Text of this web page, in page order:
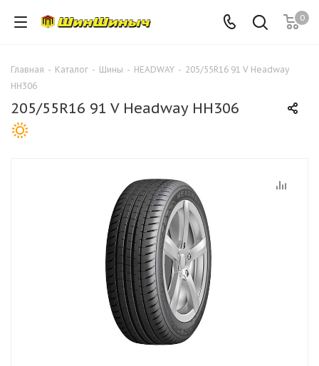
0
Главная - Каталог - Шины - HEADWAY - 205/55R16 91 V Headway
HH306
205/55R16 91 V Headway HH306